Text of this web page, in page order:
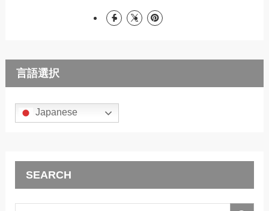
言語選択
Japanese
SEARCH